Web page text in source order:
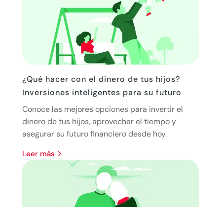
¿Qué hacer con el dinero de tus hijos?
Inversiones inteligentes para su futuro
Conoce las mejores opciones para invertir el
dinero de tus hijos, aprovechar el tiempo y
asegurar su futuro financiero desde hoy.
leer más